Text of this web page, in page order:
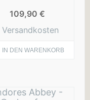
109,90€
Versandkosten
IN DEN WARENKORB